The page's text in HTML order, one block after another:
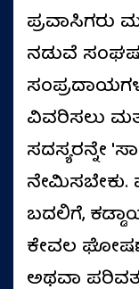
ಪ್ರವಾಸಿಗರು
ನಡುವೆ
ವಿವರಿಸಲು
ಸದಸ್ಯರನ್ನೇ
ನೇಮಿಸಬೇಕು.
ಬದಲಿಗೆ,
ಕೇವಲ
ಅಥವಾ